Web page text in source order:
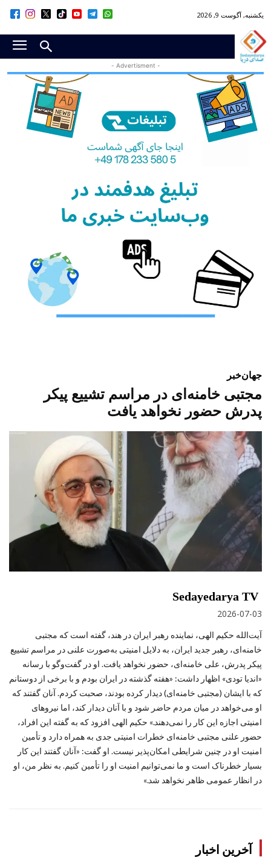
یکشنبه, آگوست 9, 2026
- Advertisment -
جهانخبر
مجتبی خامنه‌ای در مراسم تشییع پیکر
پدرش حضور نخواهد یافت
Sedayedarya TV
2026-07-03
آیت‌الله حکیم الهی، نماینده رهبر ایران در هند، گفته است که مجتبی
خامنه‌ای، رهبر جدید ایران، به دلایل امنیتی به‌صورت علنی در مراسم تشییع
پیکر پدرش، علی خامنه‌ای، حضور نخواهد یافت. او در گفت‌وگو با رسانه
«اندیا تودی» اظهار داشت: «هفته گذشته در ایران بودم و با برخی از دوستانم
که با ایشان (مجتبی خامنه‌ای) دیدار کرده بودند، صحبت کردم. آنان گفتند که
او می‌خواهد در میان مردم حاضر شود و با آنان دیدار کند، اما نیروهای
امنیتی اجازه این کار را نمی‌دهند.» حکیم الهی افزود که به گفته این افراد،
حضور علنی مجتبی خامنه‌ای خطرات امنیتی جدی به همراه دارد و تأمین
امنیت او در چنین شرایطی امکان‌پذیر نیست. او گفت: «آنان گفتند این کار
بسیار خطرناک است و ما نمی‌توانیم امنیت او را تأمین کنیم. به نظر من، او
در انظار عمومی ظاهر نخواهد شد.»
آخرین اخبار